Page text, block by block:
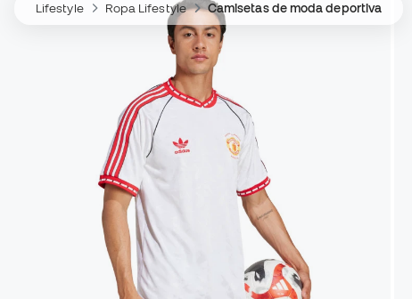
Lifestyle Ropa Lifestyle Camisetas de moda deportiva